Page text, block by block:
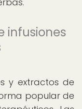
infusiones
y extractos de
popular de